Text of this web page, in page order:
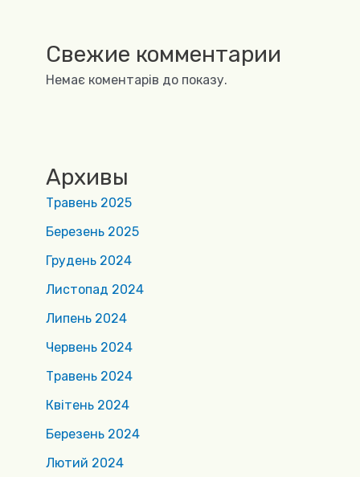
Свежие комментарии
Немає коментарів до показу.
Архивы
Травень 2025
Березень 2025
Грудень 2024
Листопад 2024
Липень 2024
Червень 2024
Травень 2024
Квітень 2024
Березень 2024
Лютий 2024